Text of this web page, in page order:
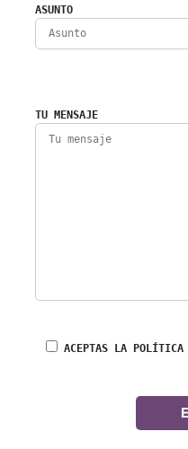
ASUNTO
TU MENSAJE
ACEPTAS LA POLÍTICA